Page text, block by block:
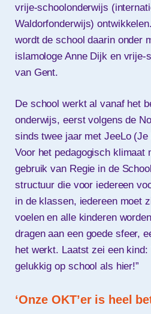
vrije-schoolonderwijs
Waldorfonderwijs)
wordt de school daarin onder
islamologe Anne Dijk en vrije-
van Gent.
De school werkt al vanaf het
onderwijs, eerst volgens de
sinds twee jaar met JeeLo
Voor het pedagogisch klimaat
gebruik van Regie in de
structuur die voor iedereen
in de klassen, iedereen moet
voelen en alle kinderen
dragen aan een goede sfeer,
het werkt. Laatst zei een
gelukkig op school als hier!”
‘Onze OKT’er is heel